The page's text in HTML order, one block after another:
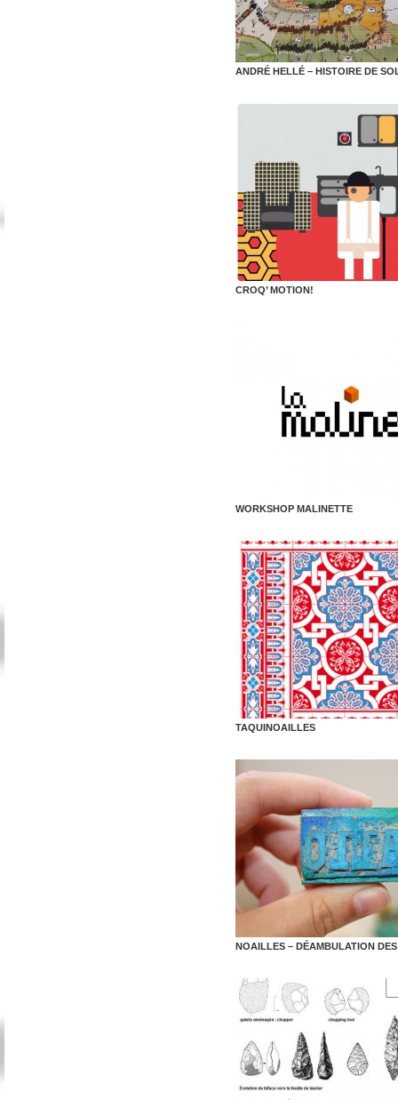
ANDRÉ HELLÉ – HISTOIRE DE
CROQ’ MOTION!
WORKSHOP MALINETTE
TAQUINOAILLES
NOAILLES – DÉAMBULATION